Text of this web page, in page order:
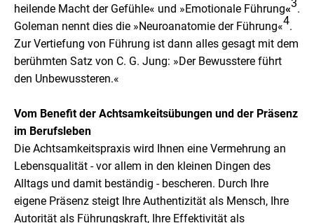
heilende Macht der Gefühle« und »Emotionale Führung«3.
Goleman nennt dies die »Neuroanatomie der Führung«4.
Zur Vertiefung von Führung ist dann alles gesagt mit dem
berühmten Satz von C. G. Jung: »Der Bewusstere führt
den Unbewussteren.«
Vom Benefit der Achtsamkeitsübungen und der Präsenz
im Berufsleben
Die Achtsamkeitspraxis wird Ihnen eine Vermehrung an
Lebensqualität - vor allem in den kleinen Dingen des
Alltags und damit beständig - bescheren. Durch Ihre
eigene Präsenz steigt Ihre Authentizität als Mensch, Ihre
Autorität als Führungskraft, Ihre Effektivität als